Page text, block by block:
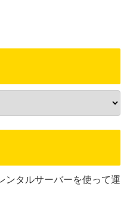
ンタルサーバーを使って運